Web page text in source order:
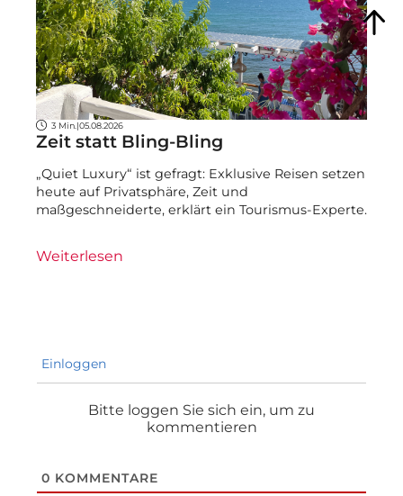
3 Min. |05.08.2026
Zeit statt Bling-Bling
„Quiet Luxury“ ist gefragt: Exklusive Reisen setzen
heute auf Privatsphäre, Zeit und
maßgeschneiderte, erklärt ein Tourismus-Experte.
Weiterlesen
Einloggen
Bitte loggen Sie sich ein, um zu
kommentieren
0 KOMMENTARE